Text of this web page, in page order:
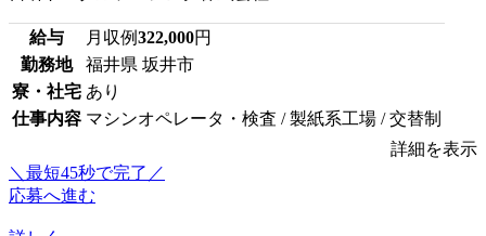
給与 月収例322,000円
勤務地
福井県 坂井市
寮・社宅 あり
仕事内容 マシンオペレータ・検査 / 製紙系工場 / 交替制
詳細を表示
＼最短45秒で完了／
応募へ進む